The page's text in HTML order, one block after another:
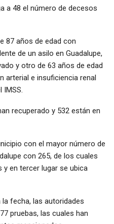
a 48 el número de decesos
87 años de edad con
de un asilo en Guadalupe,
y otro de 63 años de edad
arterial e insuficiencia renal
IMSS.
recuperado y 532 están en
con el mayor número de
con 265, de los cuales
en tercer lugar se ubica
la fecha, las autoridades
pruebas, las cuales han